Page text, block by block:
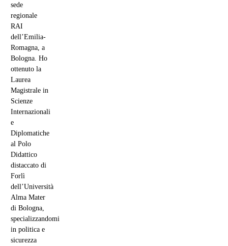
sede
regionale
RAI
dell’Emilia-
Romagna, a
Bologna. Ho
ottenuto la
Laurea
Magistrale in
Scienze
Internazionali
e
Diplomatiche
al Polo
Didattico
distaccato di
Forlì
dell’Università
Alma Mater
di Bologna,
specializzandomi
in politica e
sicurezza